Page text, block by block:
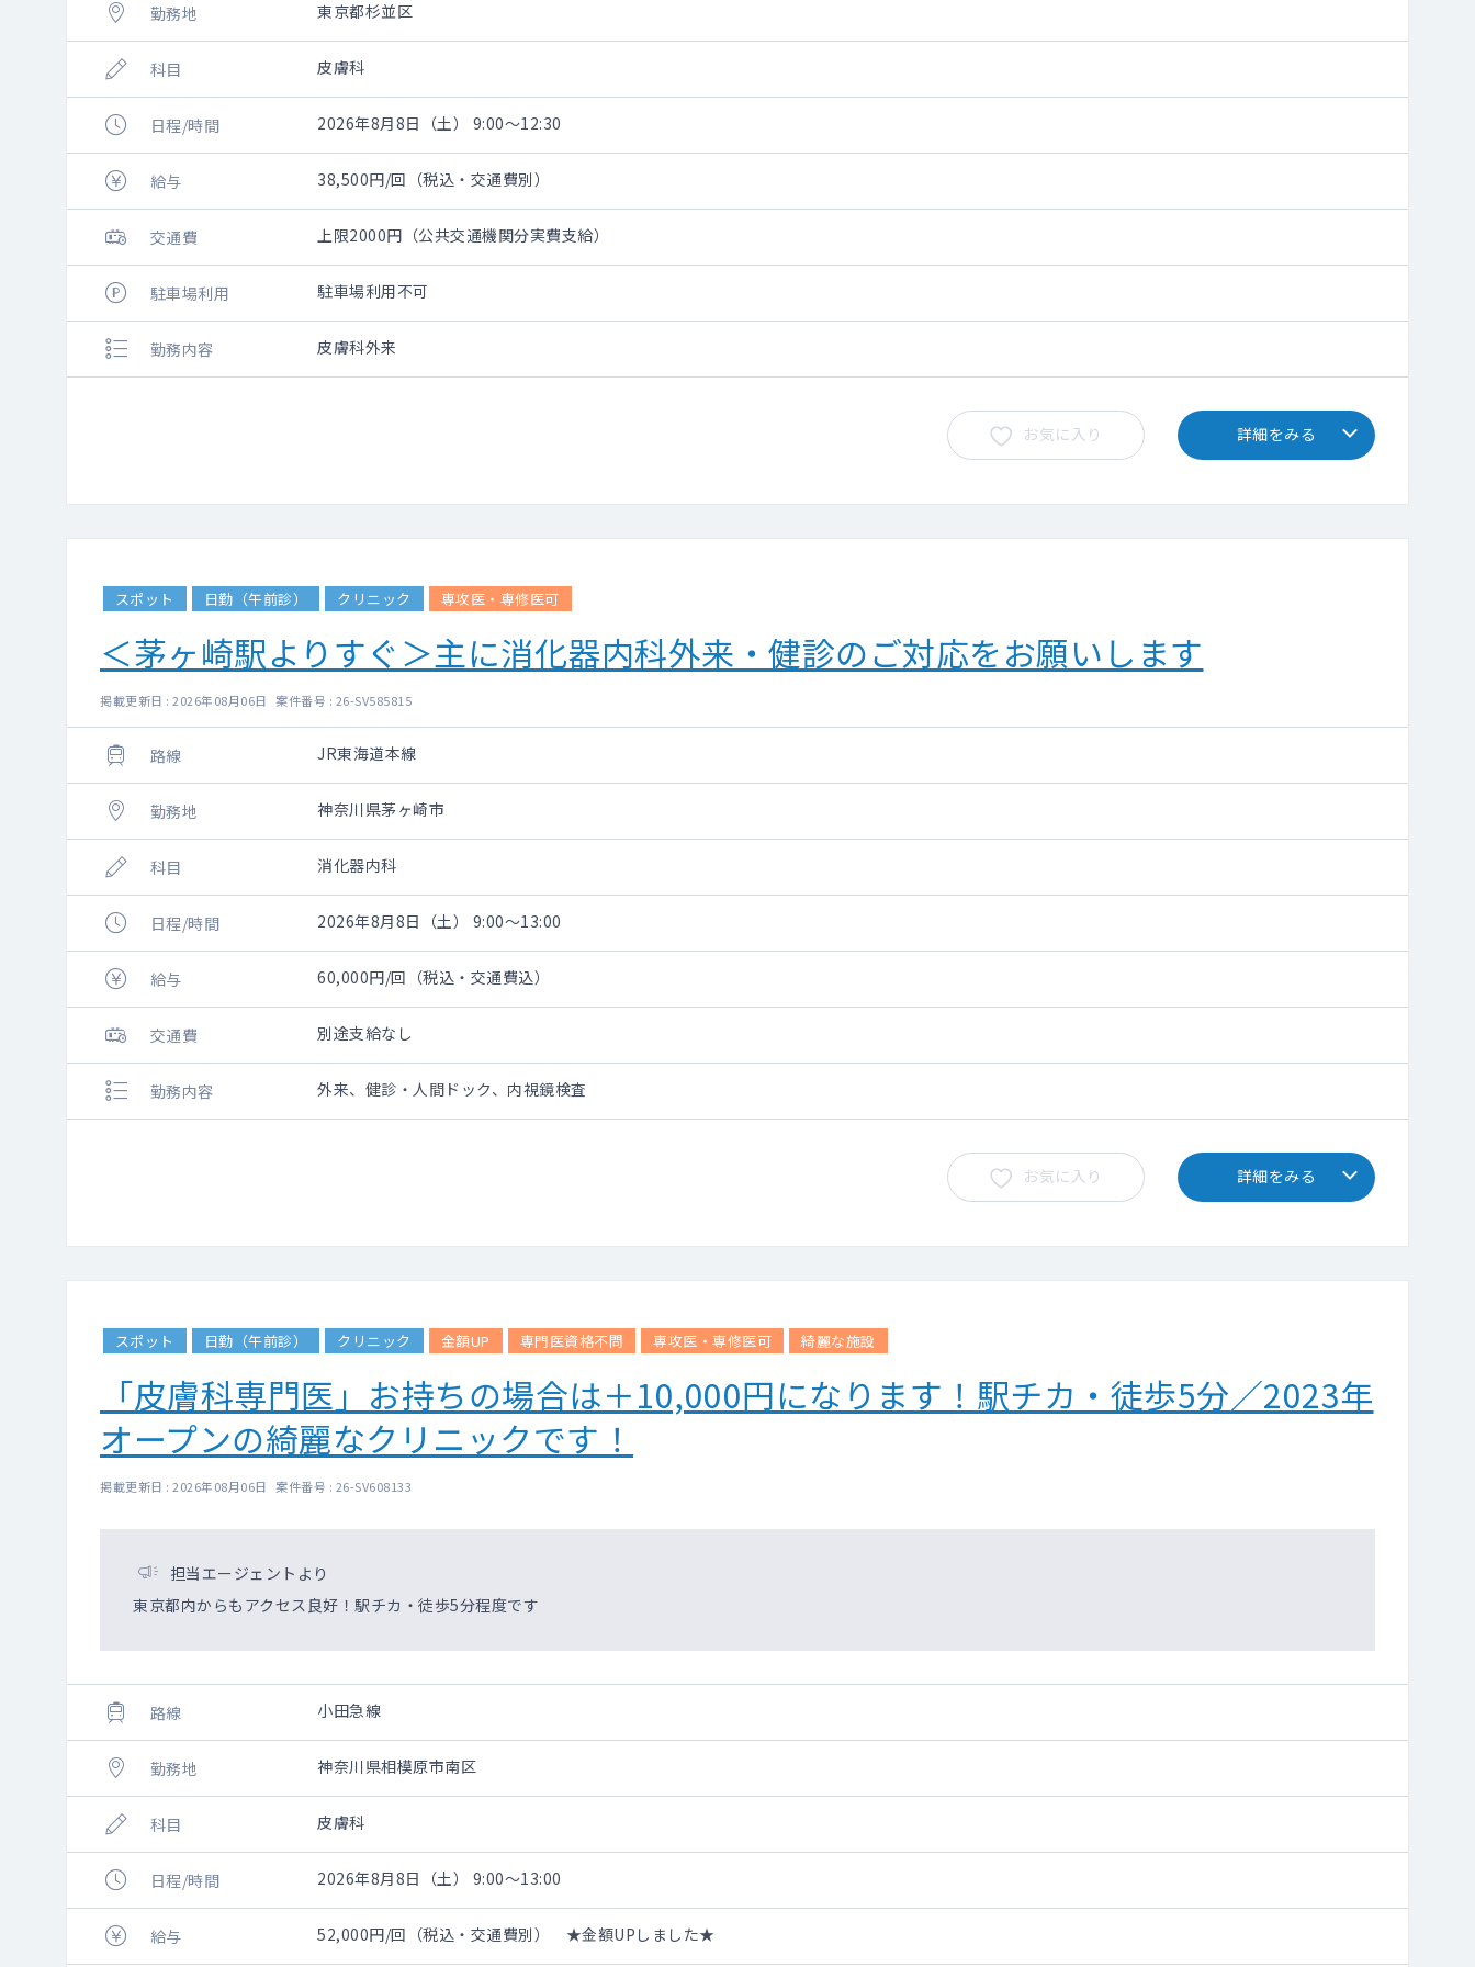
勤務地 東京都杉並区
科目 皮膚科
日程/時間 2026年8月8日（土） 9:00～12:30
給与 38,500円/回（税込・交通費別）
交通費 上限2000円（公共交通機関分実費支給）
駐車場利用 駐車場利用不可
勤務内容 皮膚科外来
お気に入り 詳細をみる
スポット 日勤（午前診） クリニック 専攻医・専修医可
＜茅ヶ崎駅よりすぐ＞主に消化器内科外来・健診のご対応をお願いします
掲載更新日 : 2026年08月06日 案件番号 : 26-SV585815
路線 JR東海道本線
勤務地 神奈川県茅ヶ崎市
科目 消化器内科
日程/時間 2026年8月8日（土） 9:00～13:00
給与 60,000円/回（税込・交通費込）
交通費 別途支給なし
勤務内容 外来、健診・人間ドック、内視鏡検査
お気に入り 詳細をみる
スポット 日勤（午前診） クリニック 金額UP 専門医資格不問 専攻医・専修医可 綺麗な施設
「皮膚科専門医」お持ちの場合は＋10,000円になります！駅チカ・徒歩5分／2023年
オープンの綺麗なクリニックです！
掲載更新日 : 2026年08月06日 案件番号 : 26-SV608133
担当エージェントより
東京都内からもアクセス良好！駅チカ・徒歩5分程度です
路線 小田急線
勤務地 神奈川県相模原市南区
科目 皮膚科
日程/時間 2026年8月8日（土） 9:00～13:00
給与 52,000円/回（税込・交通費別） ★金額UPしました★